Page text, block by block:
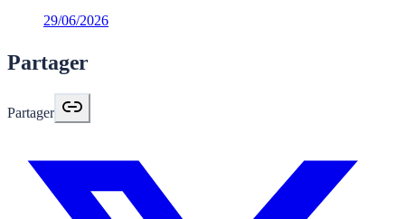
29/06/2026
Partager
Partager